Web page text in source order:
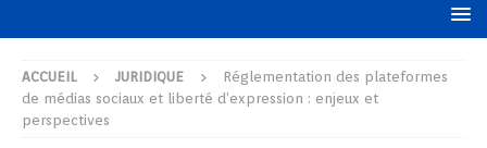
ACCUEIL JURIDIQUE
Réglementation des plateformes
de médias sociaux et liberté d’expression : enjeux et
perspectives